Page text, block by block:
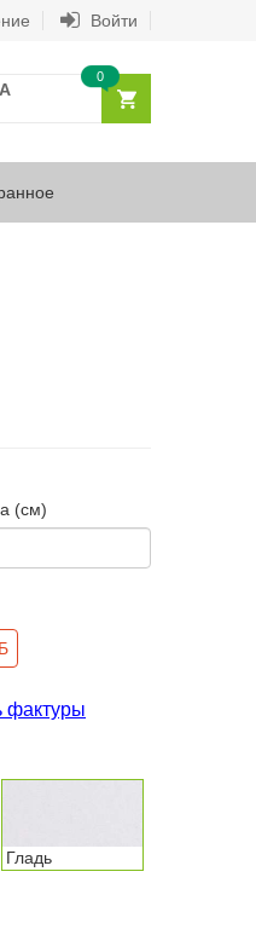
Войти
0
(см)
фактуры
Гладь